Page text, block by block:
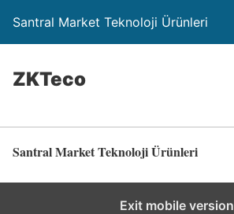
Santral Market Teknoloji Ürünleri
ZKTeco
Santral Market Teknoloji Ürünleri
Exit mobile version